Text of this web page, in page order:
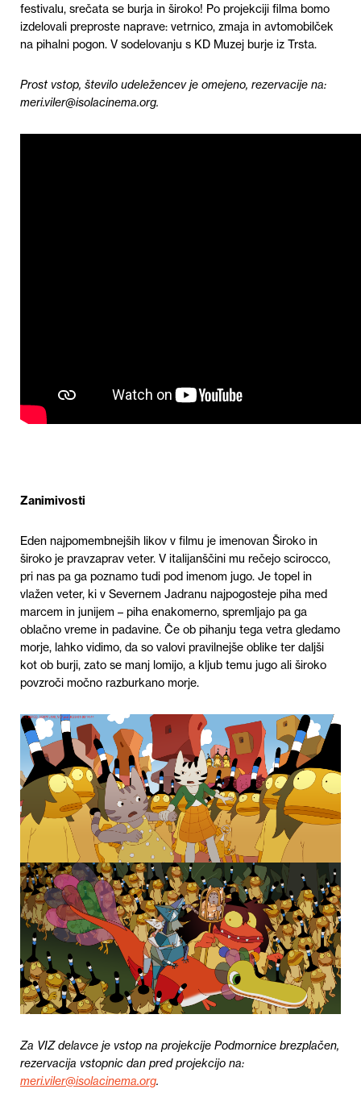
festivalu, srečata se burja in široko! Po projekciji filma bomo
izdelovali preproste naprave: vetrnico, zmaja in avtomobilček
na pihalni pogon. V sodelovanju s KD Muzej burje iz Trsta.
Prost vstop, število udeležencev je omejeno, rezervacije na:
meri.viler@isolacinema.org.
Zanimivosti
Eden najpomembnejših likov v filmu je imenovan Široko in
široko je pravzaprav veter. V italijanščini mu rečejo scirocco,
pri nas pa ga poznamo tudi pod imenom jugo. Je topel in
vlažen veter, ki v Severnem Jadranu najpogosteje piha med
marcem in junijem – piha enakomerno, spremljajo pa ga
oblačno vreme in padavine. Če ob pihanju tega vetra gledamo
morje, lahko vidimo, da so valovi pravilnejše oblike ter daljši
kot ob burji, zato se manj lomijo, a kljub temu jugo ali široko
povzroči močno razburkano morje.
Za VIZ delavce je vstop na projekcije Podmornice brezplačen,
rezervacija vstopnic dan pred projekcijo na:
meri.viler@isolacinema.org.